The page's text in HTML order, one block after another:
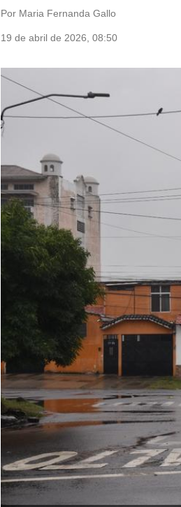
Por Maria Fernanda Gallo
19 de abril de 2026, 08:50